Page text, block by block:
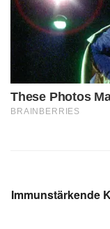
Immunstärkende